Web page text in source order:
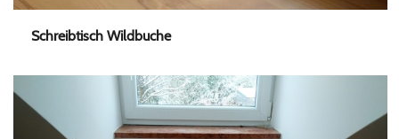
Schreibtisch Wildbuche